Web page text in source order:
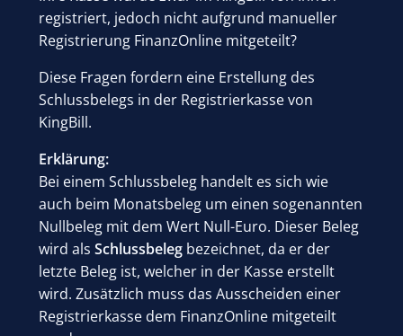
registriert, jedoch nicht aufgrund manueller
Registrierung FinanzOnline mitgeteilt?
Diese Fragen fordern eine Erstellung des
Schlussbelegs in der Registrierkasse von
KingBill.
Erklärung:
Bei einem Schlussbeleg handelt es sich wie
auch beim Monatsbeleg um einen sogenannten
Nullbeleg mit dem Wert Null-Euro. Dieser Beleg
wird alsSchlussbeleg bezeichnet, da er der
letzte Beleg ist, welcher in der Kasse erstellt
wird. Zusätzlich muss das Ausscheiden einer
Registrierkasse dem FinanzOnline mitgeteilt